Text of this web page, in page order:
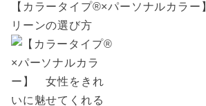
【カラータイプ®×パーソナルカラ
リーンの選び方